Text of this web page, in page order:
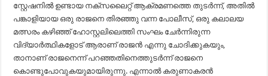
സ്റ്റേഷനിൽ ഉണ്ടായ നക്സലൈറ്റ് ആക്രമണത്തെ തുടർന്ന്, അതിൽ
പങ്കാളിയായ ഒരു രാജനെ തിരഞ്ഞു വന്ന പോലീസ്, ഒരു കലാലയ
മത്സരം കഴിഞ്ഞ് ഹോസ്റ്റലിലെത്തി സംഘം ചേർന്നിരുന്ന
വിദ്യാർത്ഥികളോട് ആരാണ് രാജൻ എന്നു ചോദിക്കുകയും,
താനാണ് രാജനെന്ന് പറഞ്ഞതിനെത്തുടർന്ന് രാജനെ
കൊണ്ടുപോവുകയുമായിരുന്നു. എന്നാൽ കരുണാകരൻ